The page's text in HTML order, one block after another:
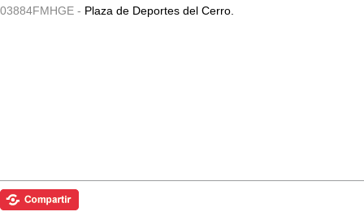
03884FMHGE - Plaza de Deportes del Cerro.